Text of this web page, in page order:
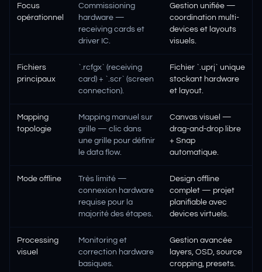
Focus
opérationnel
Commissioning
hardware —
receiving cards et
driver IC.
Gestion unifiée —
coordination multi-
devices et layouts
visuels.
Fichiers
principaux
`.rcfgx` (receiving
card) + `.scr` (screen
connection).
Fichier `.uprj` unique
stockant hardware
et layout.
Mapping
topologie
Mapping manuel sur
grille — clic dans
une grille pour définir
le data flow.
Canvas visuel —
drag-and-drop libre
+ Snap
automatique.
Mode offline
Très limité —
connexion hardware
requise pour la
majorité des étapes.
Design offline
complet — projet
planifiable avec
devices virtuels.
Processing
visuel
Monitoring et
correction hardware
basiques.
Gestion avancée
layers, OSD, source
cropping, presets.